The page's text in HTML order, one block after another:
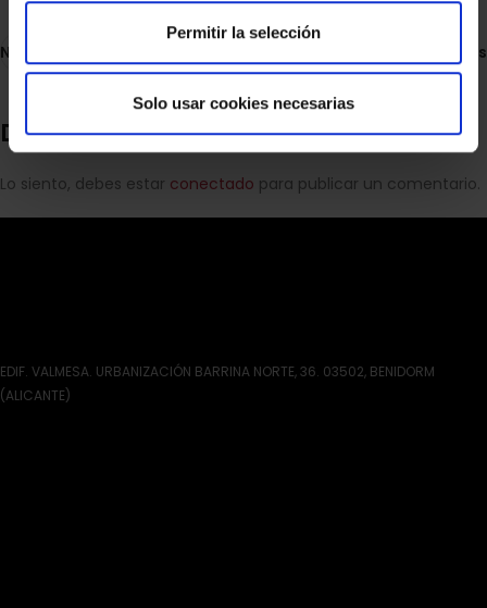
Permitir la selección
Solo usar cookies necesarias
Nueva Antiguas
Deja una respuesta
Lo siento, debes estar conectado para publicar un comentario.
EDIF. VALMESA. URBANIZACIÓN BARRINA NORTE, 36. 03502, BENIDORM
(ALICANTE)